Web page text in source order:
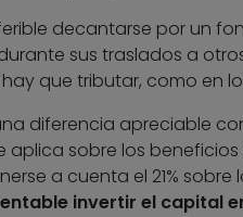
decantarse por un
sus traslados a
que tributar, como en
diferencia apreciable
aplica sobre los
a cuenta el 21%
invertir el capital